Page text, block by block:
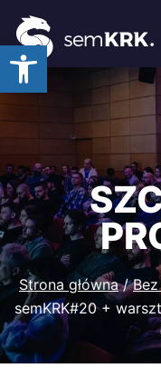
Strona główna/
semKRK#20 +
Otwórz